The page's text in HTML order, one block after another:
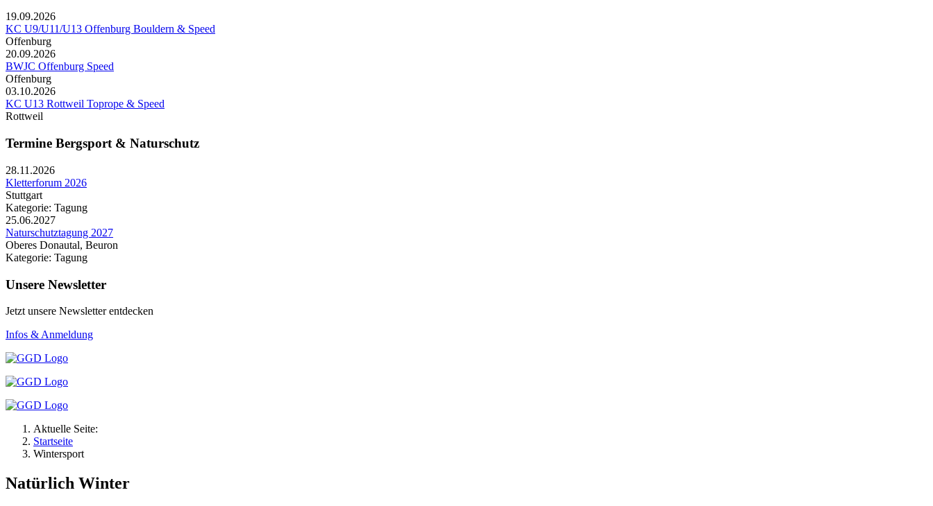
19.09.2026
KC U9/U11/U13 Offenburg Bouldern & Speed
Offenburg
20.09.2026
BWJC Offenburg Speed
Offenburg
03.10.2026
KC U13 Rottweil Toprope & Speed
Rottweil
Termine Bergsport & Naturschutz
28.11.2026
Kletterforum 2026
Stuttgart
Kategorie: Tagung
25.06.2027
Naturschutztagung 2027
Oberes Donautal, Beuron
Kategorie: Tagung
Unsere Newsletter
Jetzt unsere Newsletter entdecken
Infos & Anmeldung
Aktuelle Seite:
Startseite
Wintersport
Natürlich Winter